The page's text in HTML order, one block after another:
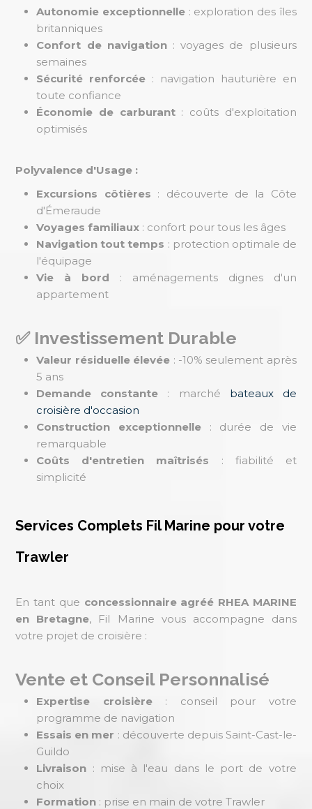
Autonomie exceptionnelle : exploration des îles
britanniques
Confort de navigation: voyages de plusieurs
semaines
Sécurité renforcée : navigation hauturière en
toute confiance
Économie de carburant: coûts d'exploitation
optimisés
Polyvalence d'Usage :
Excursions côtières : découverte de la Côte
d'Émeraude
Voyages familiaux : confort pour tous les âges
Navigation tout temps : protection optimale de
l'équipage
Vie à bord : aménagements dignes d'un
appartement
✅ Investissement Durable
Valeur résiduelle élevée : -10% seulement après
5 ans
Demande constante : marché bateaux de
croisière d'occasion
Construction exceptionnelle : durée de vie
remarquable
Coûts d'entretien maîtrisés : fiabilité et
simplicité
Services Complets Fil Marine pour votre
Trawler
En tant que concessionnaire agréé RHEA MARINE
en Bretagne, Fil Marine vous accompagne dans
votre projet de croisière :
Vente et Conseil Personnalisé
Expertise croisière: conseil pour votre
programme de navigation
Essais en mer : découverte depuis Saint-Cast-le-
Guildo
Livraison : mise à l'eau dans le port de votre
choix
Formation : prise en main de votre Trawler